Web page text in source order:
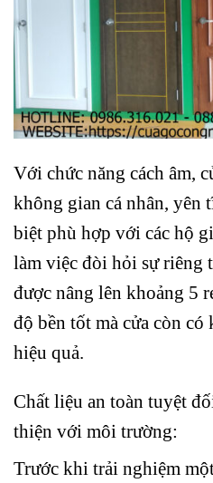
Với chức năng cách âm,
không gian cá nhân, yên
biệt phù hợp với các hộ
làm việc đòi hỏi sự riêng
được nâng lên khoảng 5
độ bền tốt mà cửa còn
hiệu quả.
Chất liệu an toàn tuyệt
thiện với môi trường:
Trước khi trải nghiệm